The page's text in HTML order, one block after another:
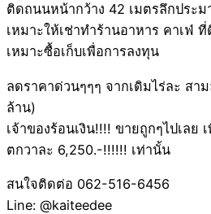
ติดถนนหน้ากว้าง 42 เมตรลึกประ
เหมาะให้เช่าทำร้านอาหาร คาเฟ่
เหมาะซื้อเก็บเพื่อการลงทุน
ลดราคาด่วนๆๆๆ จากเดิมไร่ละ สา
ล้าน)
เจ้าของร้อนเงิน!!!! ขายถูกๆไปเลย
ตกวาละ 6,250.-!!!!!! เท่านั้น
สนใจติดต่อ 062-516-6456
Line: @kaiteedee